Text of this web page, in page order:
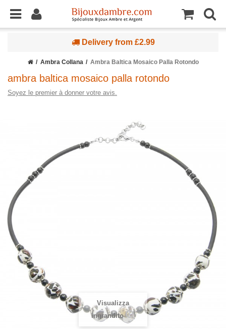
Delivery from £2.99
Ambra Collana Ambra Baltica Mosaico Palla Rotondo
ambra baltica mosaico palla rotondo
Soyez le premier à donner votre avis.
Visualizza
ingrandito